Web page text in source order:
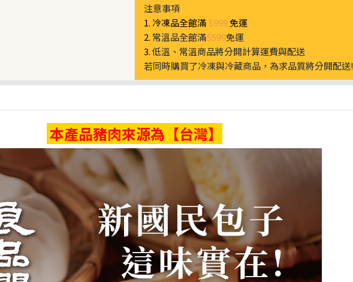
注意事項
1. 冷凍品全館滿 $999免運
2. 常溫品全館滿$599免運
3.低溫、常溫商品將分開計算運費與配送
若同時購買了冷凍與冷藏商品，為求品質將分開配送!
本產品豬肉來源為【台灣】